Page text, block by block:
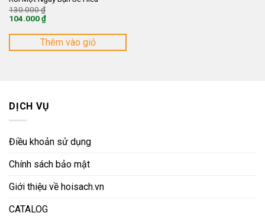
130.000₫
130.000 ₫.
104.000₫
hiện
là:
Thêm vào giỏ
DỊCH VỤ
Điều khoản sử dụng
Chính sách bảo mật
Giới thiệu về hoisach.vn
CATALOG